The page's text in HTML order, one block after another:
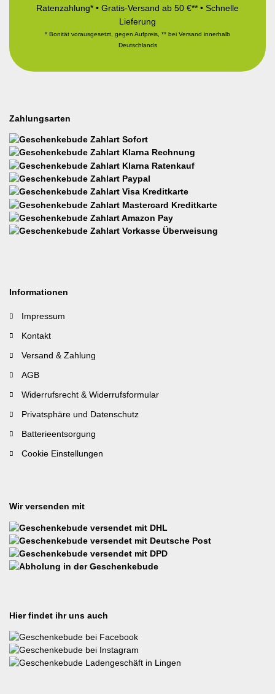
Ratenzahlung* • Gratis-Versand ab 50 €** • Schnelle
Lieferung
* Bonität vorausgesetzt, gegen Aufpreis, ** bei Versand innerhalb
Deutschlands
Zahlungsarten
Informationen
Impressum
Kontakt
Versand & Zahlung
AGB
Widerrufsrecht & Widerrufsformular
Privatsphäre und Datenschutz
Batterieentsorgung
Cookie Einstellungen
Wir versenden mit
Hier findet ihr uns auch